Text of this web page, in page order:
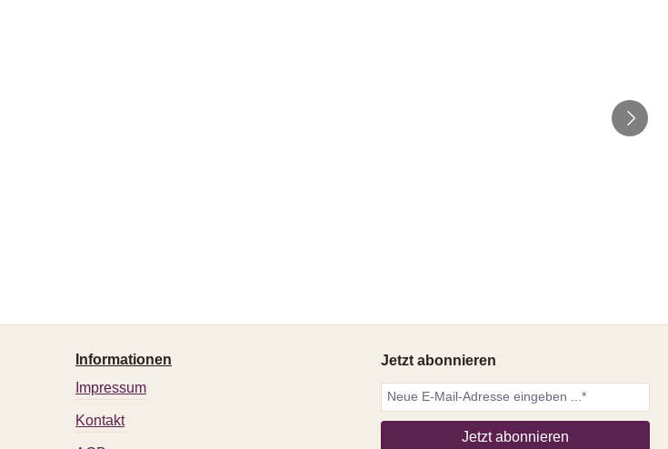
Informationen
Impressum
Kontakt
Jetzt abonnieren
Jetzt abonnieren